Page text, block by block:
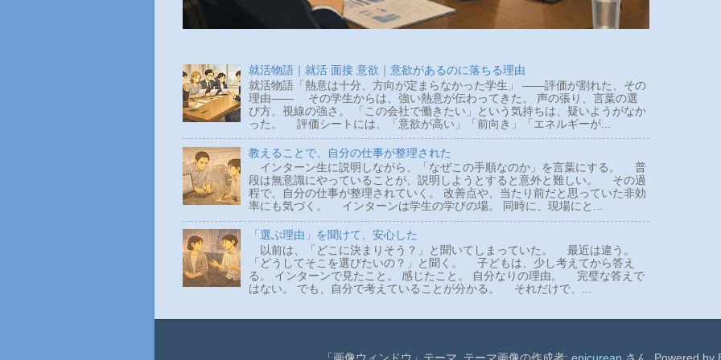
就活物語｜就活 面接 意欲｜意欲があるのに落ちる理由
就活物語「熱意は十分、方向が定まらなかった学生」 ――評価が割れた、その
理由―― その学生からは、強い熱意が伝わってきた。 声の張り、言葉の選
び方、視線の強さ。 「この会社で働きたい」という気持ちは、疑いようがなか
った。 評価シートには、「意欲が高い」「前向き」「エネルギーが...
教えることで、自分の仕事が整理された
インターン生に説明しながら、「なぜこの手順なのか」を言葉にする。 普
段は無意識にやっていることが、説明しようとすると意外と難しい。 その過
程で、自分の仕事が整理されていく。 改善点や、当たり前だと思っていた非効
率にも気づく。 インターンは学生の学びの場。 同時に、現場にと...
「選ぶ理由」を聞けて、安心した
以前は、「どこに決まりそう？」と聞いてしまっていた。 最近は違う。
「どうしてそこを選びたいの？」と聞く。 子どもは、少し考えてから答え
る。 インターンで見たこと。 感じたこと。 自分なりの理由。 完璧な答えで
はない。 でも、自分で考えていることが分かる。 それだけで、...